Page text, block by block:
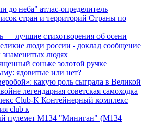
до неба" атлас-определитель
стран и территорий Страны по
— лучшие стихотворения об осени
люди россии - доклад сообщение
знаменитых людях
соньке золотой ручке
ядовитые или нет?
какую роль сыграла в Великой
легендарная советская самоходка
Club-K Контейнерный комплекс
club к
пулемет М134 "Миниган" (M134